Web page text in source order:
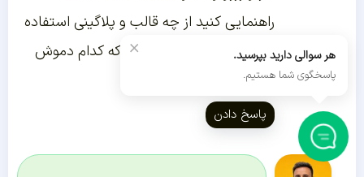
راهنمایی کنید از چه قالب و پلاگینی استفاده
کنم(به خصوص قالب اهورا که کدام دموش
مناسبه این کاره؟)
پاسخ دادن
× هر سوالی دارید بپرسید.
پاسخگوی شما هستیم.